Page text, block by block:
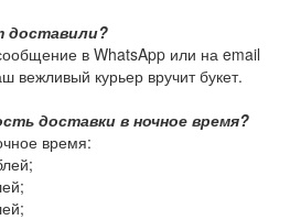
доставили?
в WhatsApp или на email
вежливый курьер вручит букет.
доставки в ночное время?
время:
;
;
;